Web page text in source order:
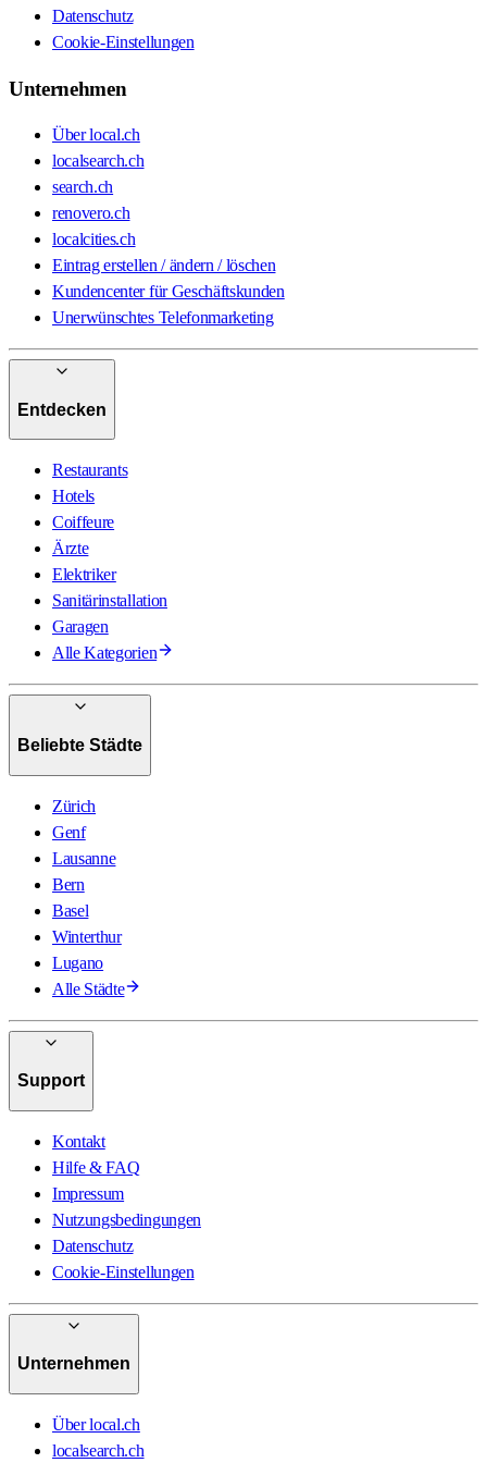
Datenschutz
Cookie-Einstellungen
Unternehmen
Über local.ch
localsearch.ch
search.ch
renovero.ch
localcities.ch
Eintrag erstellen / ändern / löschen
Kundencenter für Geschäftskunden
Unerwünschtes Telefonmarketing
Entdecken
Restaurants
Hotels
Coiffeure
Ärzte
Elektriker
Sanitärinstallation
Garagen
Alle Kategorien
Beliebte Städte
Zürich
Genf
Lausanne
Bern
Basel
Winterthur
Lugano
Alle Städte
Support
Kontakt
Hilfe & FAQ
Impressum
Nutzungsbedingungen
Datenschutz
Cookie-Einstellungen
Unternehmen
Über local.ch
localsearch.ch